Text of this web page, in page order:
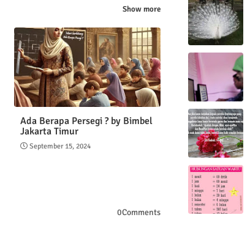
Show more
Ada Berapa Persegi ? by Bimbel
Jakarta Timur
September 15, 2024
0Comments